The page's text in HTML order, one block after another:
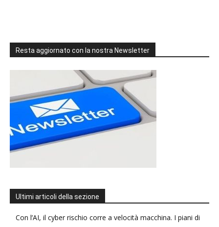
Resta aggiornato con la nostra Newsletter
Ultimi articoli della sezione
Con l’AI, il cyber rischio corre a velocità macchina. I piani di